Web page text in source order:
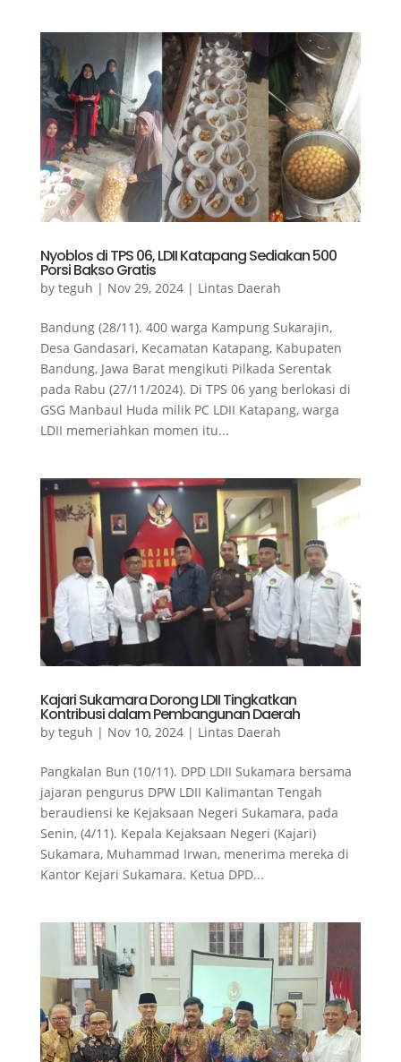
Nyoblos di TPS 06, LDII Katapang Sediakan 500
Porsi Bakso Gratis
by teguh | Nov 29, 2024| Lintas Daerah
Bandung (28/11). 400 warga Kampung Sukarajin,
Desa Gandasari, Kecamatan Katapang, Kabupaten
Bandung, Jawa Barat mengikuti Pilkada Serentak
pada Rabu (27/11/2024). Di TPS 06 yang berlokasi di
GSG Manbaul Huda milik PC LDII Katapang, warga
LDII memeriahkan momen itu...
Kajari Sukamara Dorong LDII Tingkatkan
Kontribusi dalam Pembangunan Daerah
by teguh | Nov 10, 2024| Lintas Daerah
Pangkalan Bun (10/11). DPD LDII Sukamara bersama
jajaran pengurus DPW LDII Kalimantan Tengah
beraudiensi ke Kejaksaan Negeri Sukamara, pada
Senin, (4/11). Kepala Kejaksaan Negeri (Kajari)
Sukamara, Muhammad Irwan, menerima mereka di
Kantor Kejari Sukamara. Ketua DPD...